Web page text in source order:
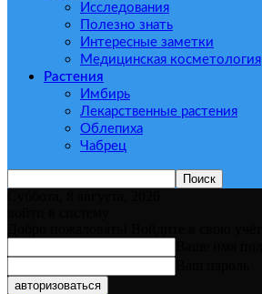
Исследования
Полезно знать
Интересные заметки
Медицинская косметология
Растения
Имбирь
Лекарственные растения
Облепиха
Чабрец